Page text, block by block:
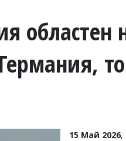
областен
15 Май 2026,